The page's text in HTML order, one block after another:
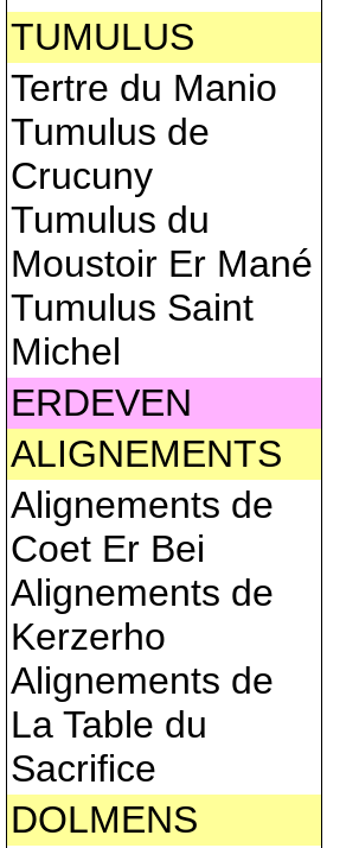
TUMULUS
Tertre du Manio
Tumulus de
Crucuny
Tumulus du
Moustoir Er Mané
Tumulus Saint
Michel
ERDEVEN
ALIGNEMENTS
Alignements de
Coet Er Bei
Alignements de
Kerzerho
Alignements de
La Table du
Sacrifice
DOLMENS